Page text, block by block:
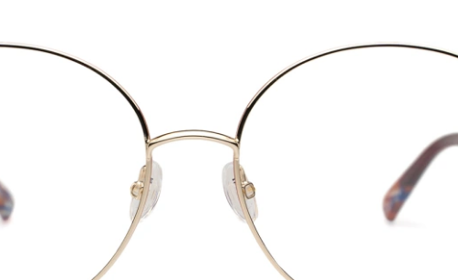
Šírka očnice
55
Šírka
očnice
Šírka
mostíka
Dĺžka
stranice